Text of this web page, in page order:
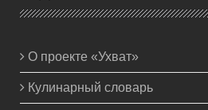
О проекте «Ухват»
Кулинарный словарь